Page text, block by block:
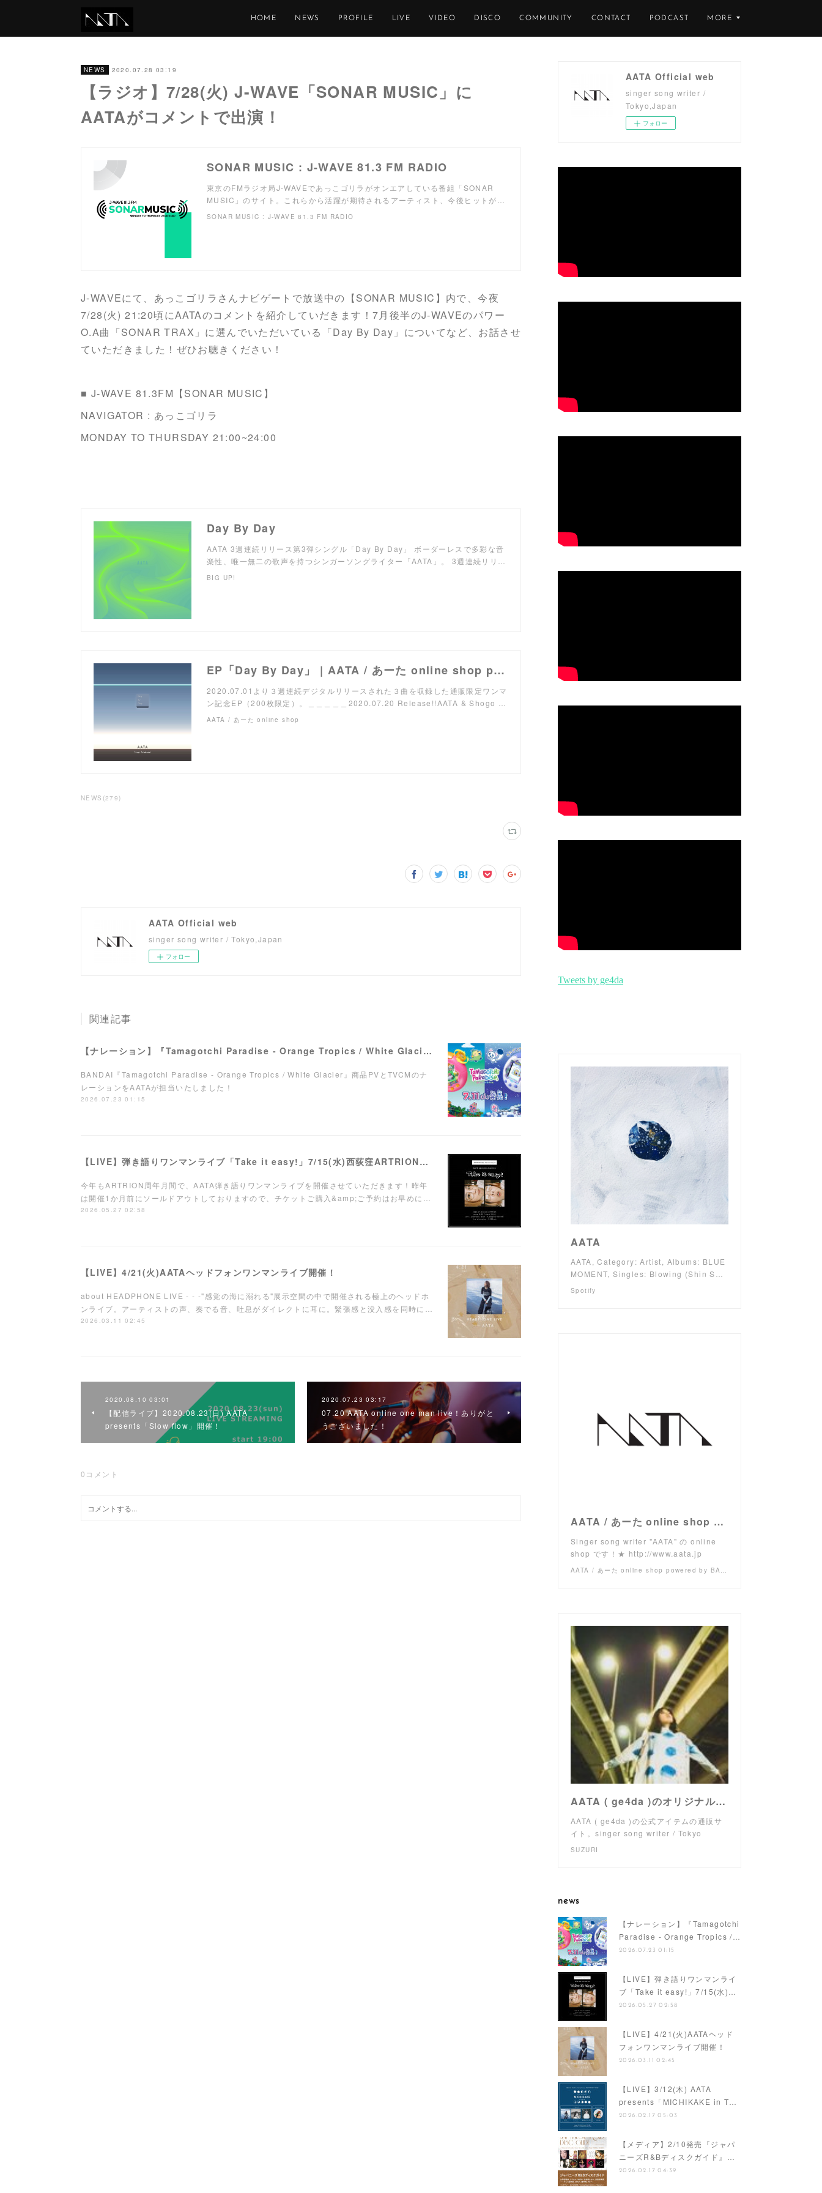
HOME NEWS PROFILE LIVE VIDEO DISCO COMMUNITY CONTACT PODCAST MORE
NEWS 2020.07.28 03:19
【ラジオ】7/28(火) J-WAVE「SONAR MUSIC」に
AATAがコメントで出演！
SONAR MUSIC : J-WAVE 81.3 FM RADIO
東京のFMラジオ局J-WAVEであっこゴリラがオンエアしている番組「SONAR
MUSIC」のサイト。これらから活躍が期待されるアーティスト、今後ヒットが…
SONAR MUSIC : J-WAVE 81.3 FM RADIO
J-WAVEにて、あっこゴリラさんナビゲートで放送中の【SONAR MUSIC】内で、今夜
7/28(火) 21:20頃にAATAのコメントを紹介していだきます！7月後半のJ-WAVEのパワー
O.A曲「SONAR TRAX」に選んでいただいている「Day By Day」についてなど、お話させ
ていただきました！ぜひお聴きください！
■ J-WAVE 81.3FM【SONAR MUSIC】
NAVIGATOR : あっこゴリラ
MONDAY TO THURSDAY 21:00~24:00
Day By Day
AATA 3週連続リリース第3弾シングル「Day By Day」 ボーダーレスで多彩な音
楽性、唯一無二の歌声を持つシンガーソングライター「AATA」。 3週連続リリ…
BIG UP!
EP「Day By Day」 | AATA / あーた online shop powered by BASE
2020.07.01より３週連続デジタルリリースされた３曲を収録した通販限定ワンマ
ン記念EP（200枚限定）。＿＿＿＿＿2020.07.20 Release!!AATA & Shogo …
AATA / あーた online shop
NEWS (279)
AATA Official web
singer song writer / Tokyo,Japan
フォロー
関連記事
【ナレーション】『Tamagotchi Paradise - Orange Tropics / White Glacier』商品PV／TVCM
BANDAI『Tamagotchi Paradise - Orange Tropics / White Glacier』商品PVとTVCMのナ
レーションをAATAが担当いたしました！
2026.07.23 01:15
【LIVE】弾き語りワンマンライブ「Take it easy!」7/15(水)西荻窪ARTRIONにて開催！
今年もARTRION周年月間で、AATA弾き語りワンマンライブを開催させていただきます！昨年
は開催1か月前にソールドアウトしておりますので、チケットご購入&amp;ご予約はお早めに…
2026.05.27 02:58
【LIVE】4/21(火)AATAヘッドフォンワンマンライブ開催！
about HEADPHONE LIVE - - -"感覚の海に溺れる"展示空間の中で開催される極上のヘッドホ
ンライブ。アーティストの声、奏でる音、吐息がダイレクトに耳に。緊張感と没入感を同時に…
2026.03.11 02:45
2020.08.10 03:01
【配信ライブ】2020.08.23(日) AATA
presents「Slow flow」開催！
2020.07.23 03:17
07.20 AATA online one man live！ありがと
うございました！
0 コメント
AATA Official web
singer song writer /
Tokyo,Japan
フォロー
AATA
AATA, Category: Artist, Albums: BLUE
MOMENT, Singles: Blowing (Shin S…
Spotify
AATA / あーた online shop powered by BASE
Singer song writer "AATA" の online
shop です！★ http://www.aata.jp
AATA / あーた online shop powered by BASE
AATA ( ge4da )のオリジナルアイテム通販 ∞ SUZURI（スズリ）
AATA ( ge4da )の公式アイテムの通販サ
イト。singer song writer / Tokyo
SUZURI
news
【ナレーション】『Tamagotchi
Paradise - Orange Tropics /…
2026.07.23 01:15
【LIVE】弾き語りワンマンライ
ブ「Take it easy!」7/15(水)…
2026.05.27 02:58
【LIVE】4/21(火)AATAヘッド
フォンワンマンライブ開催！
2026.03.11 02:45
【LIVE】3/12(木) AATA
presents「MICHIKAKE in T…
2026.02.17 05:03
【メディア】2/10発売『ジャパ
ニーズR&Bディスクガイド』…
2026.02.17 04:39